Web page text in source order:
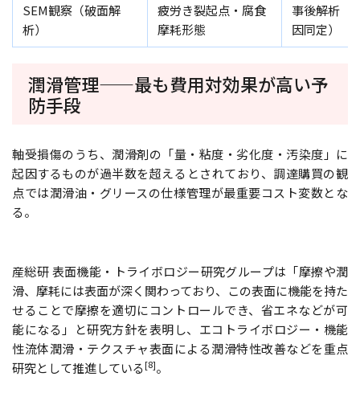
SEM観察（破面解
析）
疲労き裂起点・腐食
摩耗形態
事後解析（
因同定）
潤滑管理——最も費用対効果が高い予
防手段
軸受損傷のうち、潤滑剤の「量・粘度・劣化度・汚染度」に
起因するものが過半数を超えるとされており、調達購買の観
点では潤滑油・グリースの仕様管理が最重要コスト変数とな
る。
産総研 表面機能・トライボロジー研究グループは「摩擦や潤
滑、摩耗には表面が深く関わっており、この表面に機能を持た
せることで摩擦を適切にコントロールでき、省エネなどが可
能になる」と研究方針を表明し、エコトライボロジー・機能
性流体潤滑・テクスチャ表面による潤滑特性改善などを重点
研究として推進している[8]。